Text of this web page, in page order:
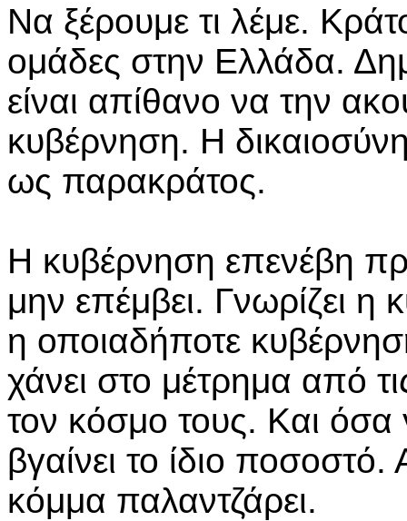
Να ξέρουμε τι λέμε.
ομάδες στην Ελλάδα.
είναι απίθανο να την
κυβέρνηση. Η
ως παρακράτος.
Η κυβέρνηση επενέβη
μην επέμβει. Γνωρίζει
η οποιαδήποτε
χάνει στο μέτρημα από
τον κόσμο τους. Και
βγαίνει το ίδιο
κόμμα παλαντζάρει.